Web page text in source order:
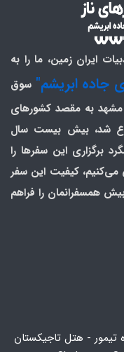
ایران زمین، ما را به
جاده ابریشم" سوق
مشهد به مقصد کشورهای
شد، بیش بیست سال
بیستمین سالگرد برگزاری این سفرها را
کیفیت این سفر
همسفرانمان را فراهم
تیمور - هتل تاجیکستان